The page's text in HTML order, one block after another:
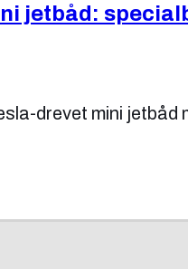
jetbåd:
drevet mini